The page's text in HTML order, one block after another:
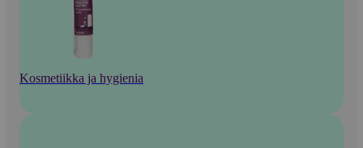
Kosmetiikka ja hygienia